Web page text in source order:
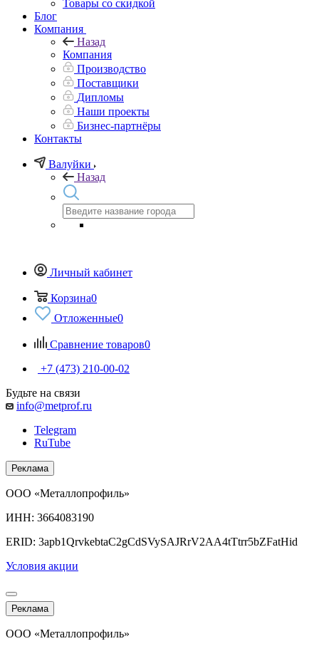
Товары со скидкой
Блог
Компания
Назад
Компания
Производство
Поставщики
Дипломы
Наши проекты
Бизнес-партнёры
Контакты
Валуйки
Назад
Личный кабинет
Корзина0
Отложенные0
Сравнение товаров0
+7 (473) 210-00-02
Будьте на связи
info@metprof.ru
Telegram
RuTube
Реклама
ООО «Металлопрофиль»
ИНН: 3664083190
ERID: 3apb1QrvkebtaC2gCdSVySAJRrV2AA4tTtrr5bZFatHid
Условия акции
Реклама
ООО «Металлопрофиль»